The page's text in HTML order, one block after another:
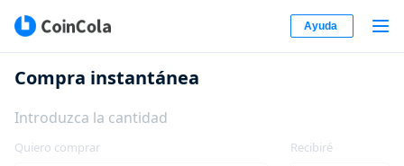
Ayuda
Compra instantánea
Introduzca la cantidad
Quiero comprar Recibiré